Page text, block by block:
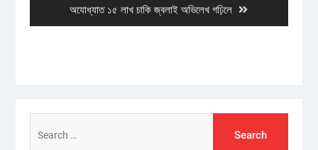
Next
post:
অযোধ্যাত ১৫ লাখ চাকি জ্বলাই অভিলেখ গঢ়িলে
for: